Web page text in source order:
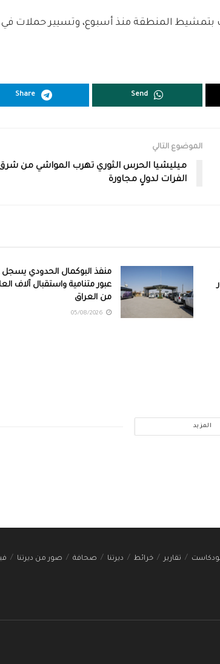
بتمشيط المنطقة منذ أسبوع، وتسيير حملات في
Send
Share
الموضوع التالي
ميليشيا الحرس الثوري تهرب المواشي من
الفرات لدولٍ مجاورة
منفذ البوكمال الحدودي يسجل
عبور متنامية واستقبال آلاف
من العراق
المزيد
تقارير خرائط ديرتنا صحافة صور من ديرتنا